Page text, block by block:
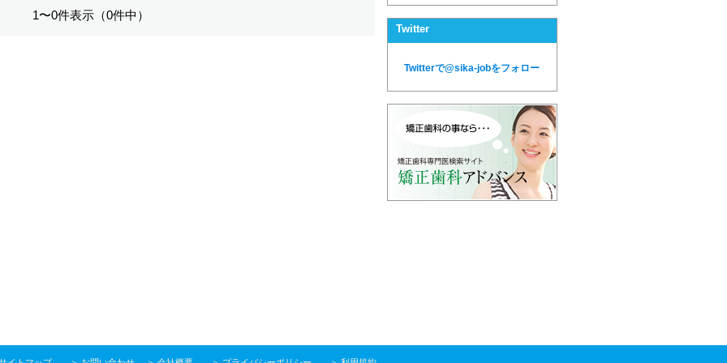
1〜0件表示（0件中）
Twitter
Twitterで@sika-jobをフォロー